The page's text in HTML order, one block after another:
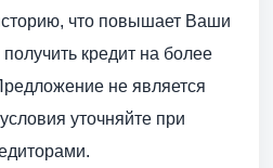
что повышает Ваши
кредит на более
не является
уточняйте при